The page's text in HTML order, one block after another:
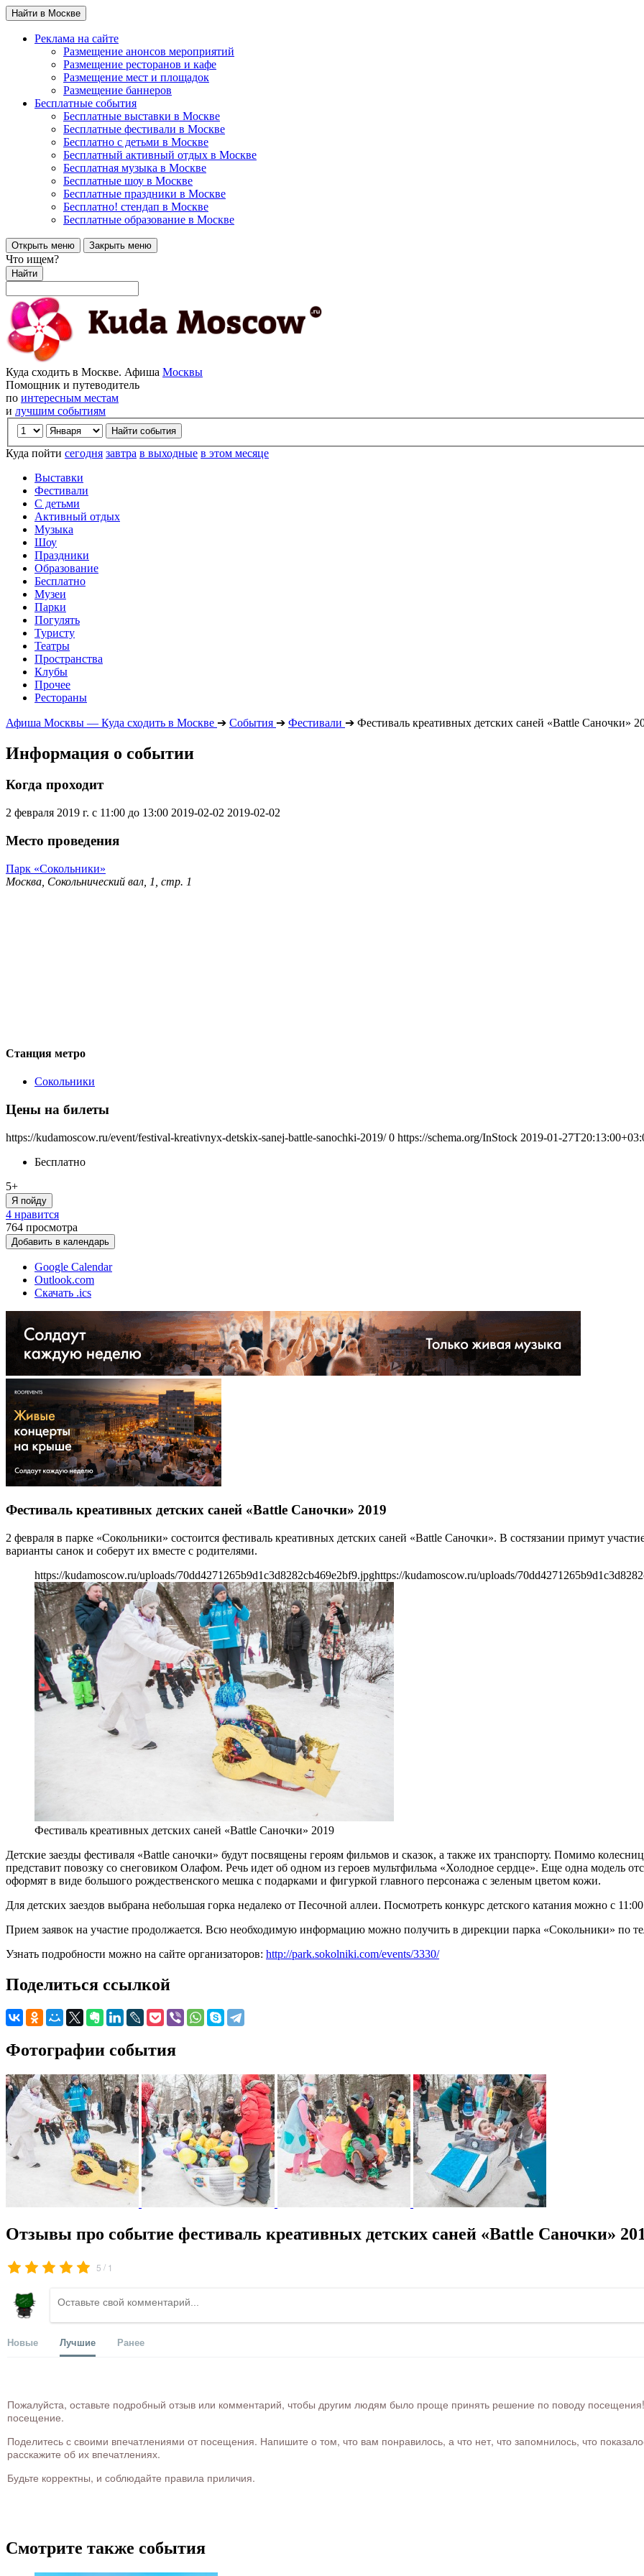
Найти в Москве
Реклама на сайте
Размещение анонсов мероприятий
Размещение ресторанов и кафе
Размещение мест и площадок
Размещение баннеров
Бесплатные события
Бесплатные выставки в Москве
Бесплатные фестивали в Москве
Бесплатно с детьми в Москве
Бесплатный активный отдых в Москве
Бесплатная музыка в Москве
Бесплатные шоу в Москве
Бесплатные праздники в Москве
Бесплатно! стендап в Москве
Бесплатные образование в Москве
Открыть меню Закрыть меню
Что ищем?
Найти
Куда сходить в Москве. Афиша Москвы
Помощник и путеводитель
по интересным местам
и лучшим событиям
Куда пойти сегодня завтра в выходные в этом месяце
Выставки
Фестивали
С детьми
Активный отдых
Музыка
Шоу
Праздники
Образование
Бесплатно
Музеи
Парки
Погулять
Туристу
Театры
Пространства
Клубы
Прочее
Рестораны
Афиша Москвы — Куда сходить в Москве ➔ События ➔ Фестивали ➔ Фестиваль креативных детских саней «Battle Саночки»
Информация о событии
Когда проходит
2 февраля 2019 г. с 11:00 до 13:00 2019-02-02 2019-02-02
Место проведения
Парк «Сокольники»
Москва, Сокольнический вал, 1, стр. 1
Станция метро
Сокольники
Цены на билеты
https://kudamoscow.ru/event/festival-kreativnyx-detskix-sanej-battle-sanochki-2019/ 0 https://schema.org/InStock 2019-01-
Бесплатно
5+
Я пойду
4 нравится
764 просмотра
Добавить в календарь
Google Calendar
Outlook.com
Скачать .ics
Фестиваль креативных детских саней «Battle Саночки» 2019
2 февраля в парке «Сокольники» состоится фестиваль креативных детских саней «Battle Саночки». В состязании примут
варианты санок и соберут их вместе с родителями.
https://kudamoscow.ru/uploads/70dd4271265b9d1c3d8282cb469e2bf9.jpghttps://kudamoscow.ru/uploads/
Фестиваль креативных детских саней «Battle Саночки» 2019
Детские заезды фестиваля «Battle саночки» будут посвящены героям фильмов и сказок, а также их транспорту. Помимо
представит повозку со снеговиком Олафом. Речь идет об одном из героев мультфильма «Холодное сердце». Еще одна модель
оформят в виде большого рождественского мешка с подарками и фигуркой главного персонажа с зеленым цветом кожи.
Для детских заездов выбрана небольшая горка недалеко от Песочной аллеи. Посмотреть конкурс детского катания можно с
Прием заявок на участие продолжается. Всю необходимую информацию можно получить в дирекции парка «Сокольники» по
Узнать подробности можно на сайте организаторов: http://park.sokolniki.com/events/3330/
Поделиться ссылкой
Фотографии события
Отзывы про событие фестиваль креативных детских саней «Battle Саночки»
5 / 1
Новые Лучшие Ранее
Пожалуйста, оставьте подробный отзыв или комментарий, чтобы другим людям было проще принять решение по поводу посещения!
посещение.
Поделитесь с своими впечатлениями от посещения. Напишите о том, что вам понравилось, а что нет, что запомнилось, что
расскажите об их впечатлениях.
Будьте корректны, и соблюдайте правила приличия.
Смотрите также события